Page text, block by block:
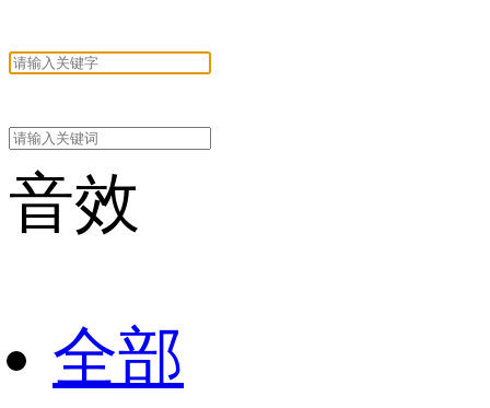
音效
全部